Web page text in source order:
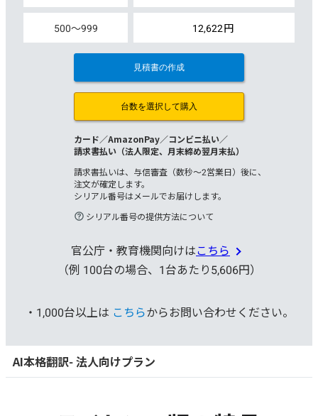
500～999 12,622
官公庁・教育機関向けはこちら
（例 100台の場合、1台あたり5,606円）
・1,000台以上は こちらからお問い合わせください。
AI本格翻訳- 法人向けプラン